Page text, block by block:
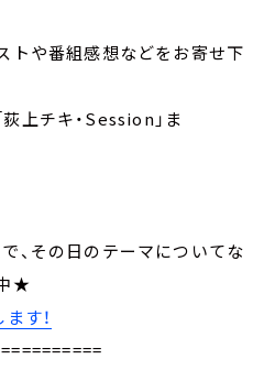
トや番組感想などをお寄せ下
上チキ・Session」ま
、その日のテーマについてな
信中★
す！